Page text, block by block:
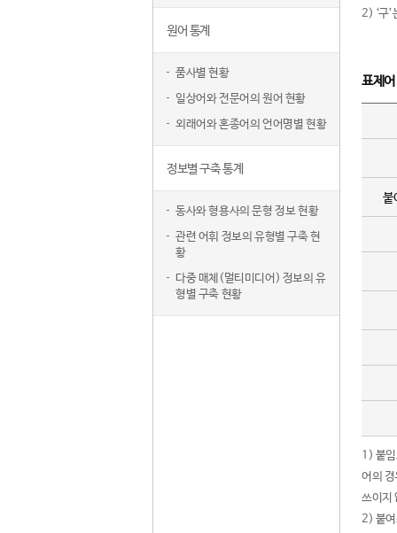
원어 통계
품사별 현황
일상어와 전문어의 원어 현황
외래어와 혼종어의 언어명별 현황
정보별 구축 통계
동사와 형용사의 문형 정보 현황
관련 어휘 정보의 유형별 구축 현
황
다중 매체(멀티미디어) 정보의 유
형별 구축 현황
2) ‘구
표제
붙
1) 붙
어의
쓰이지
2) 붙여